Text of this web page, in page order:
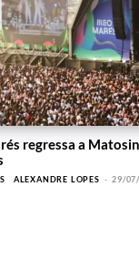
regressa a
ALEXANDRE LOPES - 29/